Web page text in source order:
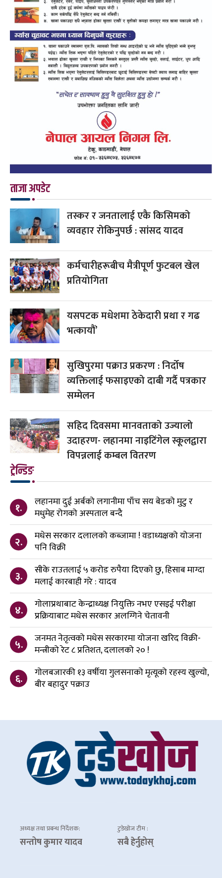
ताजा अपडेट
तस्कर र जनतालाई एकै किसिमको
व्यवहार रोकिनुपर्छ : सांसद यादव
कर्मचारीहरूबीच मैत्रीपूर्ण फुटबल खेल
प्रतियोगिता
यसपटक मधेशमा ठेकेदारी प्रथा र गढ
भत्कायौं’
सुखिपुरमा पक्राउ प्रकरण : निर्दोष
व्यक्तिलाई फसाइएको दाबी गर्दै पत्रकार
सम्मेलन
सहिद दिवसमा मानवताको उज्यालो
उदाहरण- लहानमा नाइटिंगेल स्कूलद्वारा
विपन्नलाई कम्बल वितरण
ट्रेन्डिङ
१.
लहानमा दुई अर्बको लगानीमा पाँच सय बेडको मुटु र
मधुमेह रोगको अस्पताल बन्दै
२.
मधेस सरकार दलालको कब्जामा ! वडाध्यक्षको योजना
पनि विक्री
३.
सीके राउतलाई ५ करोड रुपैया दिएको छु, हिसाब माग्दा
मलाई कारबाही गरे : यादव
४.
गोलाप्रथाबाट केन्द्राध्यक्ष नियुक्ति नभए एसइई परीक्षा
प्रक्रियाबाट मधेस सरकार अलग्गिने चेतावनी
५.
जनमत नेतृत्वको मधेस सरकारमा योजना खरिद विक्री-
मन्त्रीको रेट ८ प्रतिशत, दलालको २० !
६.
गोलबजारकी १३ वर्षीया गुलसनाको मृत्यूको रहस्य खुल्यो,
बीर बहादुर पक्राउ
अध्यक्ष तथा प्रबन्ध निर्देशक:
सन्तोष कुमार यादव
टुडेखोज टीम :
सबै हेर्नुहोस्